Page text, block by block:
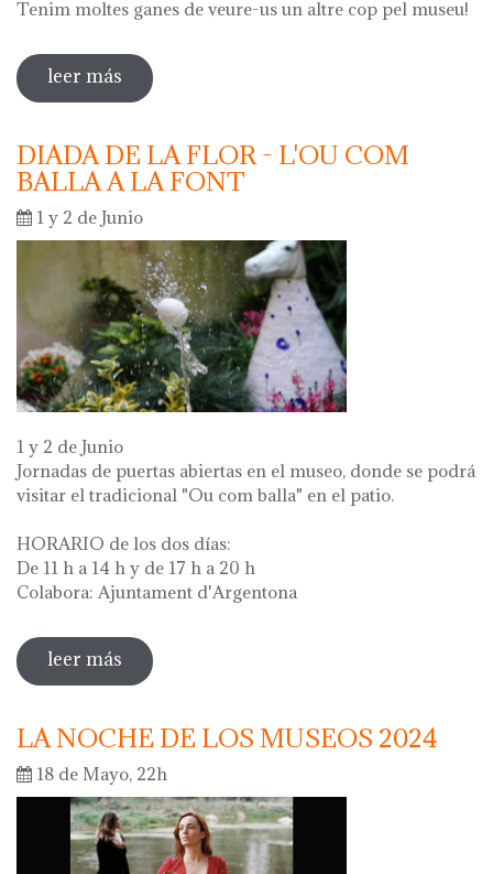
Tenim moltes ganes de veure-us un altre cop pel museu!
leer más sobre oberta la inscripció per a les
activitats escolars curs 2024 - 2025
DIADA DE LA FLOR - L'OU COM
BALLA A LA FONT
1 y 2 de Junio
1 y 2 de Junio
Jornadas de puertas abiertas en el museo, donde se podrá
visitar el tradicional "Ou com balla" en el patio.
HORARIO de los dos días:
De 11 h a 14 h y de 17 h a 20 h
Colabora: Ajuntament d'Argentona
leer más sobre diada de la flor - l'ou com balla a la
font
LA NOCHE DE LOS MUSEOS 2024
18 de Mayo, 22h